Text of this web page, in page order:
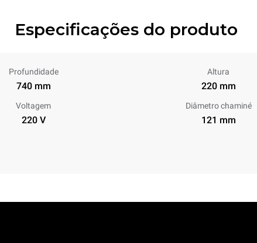
Especificações do produto
Profundidade
740 mm
Altura
220 mm
Voltagem
220 V
Diâmetro chaminé
121 mm